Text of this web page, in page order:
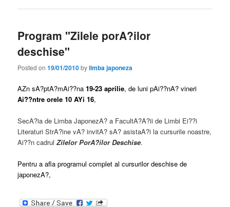
Program "Zilele porA?ilor
deschise"
Posted on19/01/2010bylimba japoneza
AZn sA?ptA?mAi??na19-23 aprilie, de luni pAi??nA? vineri
Ai??ntre orele 10 AYi 16,
SecA?ia de Limba JaponezA? a FacultA?A?ii de Limbi Ei??i
Literaturi StrA?ine vA? invitA? sA? asistaA?i la cursurile noastre,
Ai??n cadrulZilelor PorA?ilor Deschise.
Pentru a afla programul complet al cursurilor deschise de
japonezA?,